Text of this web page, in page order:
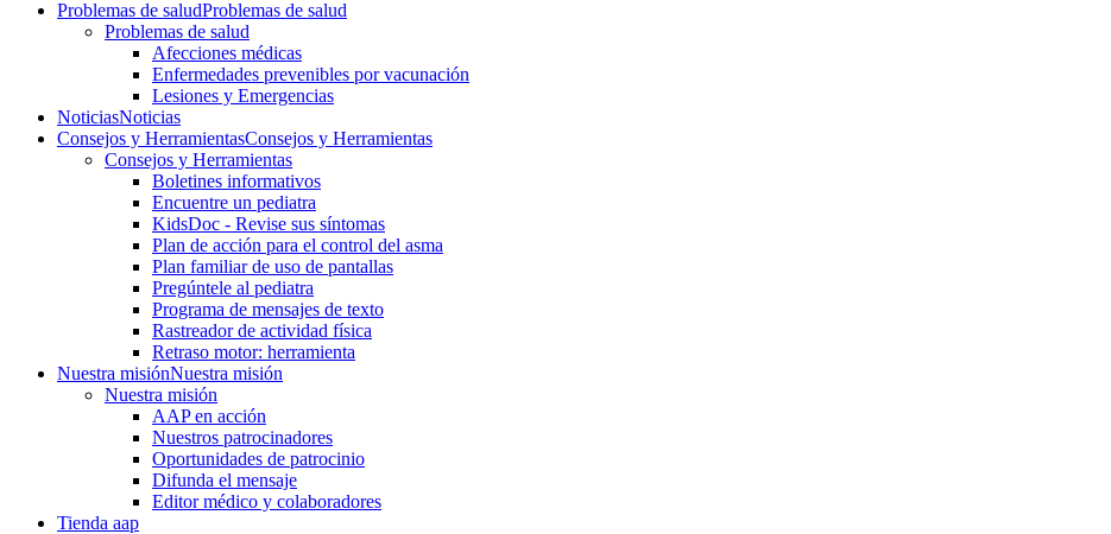
Problemas de saludProblemas de salud
Problemas de salud
Afecciones médicas
Enfermedades prevenibles por vacunación
Lesiones y Emergencias
NoticiasNoticias
Consejos y HerramientasConsejos y Herramientas
Consejos y Herramientas
Boletines informativos
Encuentre un pediatra
KidsDoc - Revise sus síntomas
Plan de acción para el control del asma
Plan familiar de uso de pantallas
Pregúntele al pediatra
Programa de mensajes de texto
Rastre​​ador de activida​d física
Retraso motor: herramienta
Nuestra misiónNuestra misión
Nuestra misión
AAP en acción
Nuestros patrocinadores
Oportunidades de patrocinio
Difunda el mensaje
Editor médico y colaboradores
Tienda aap